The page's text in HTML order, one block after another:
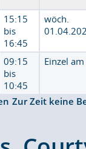
15:15
bis
16:45
wöch.
09:15
bis
10:45
Einzel
Zur Zeit keine